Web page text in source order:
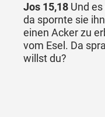
Jos 15,18 Und
da spornte sie
einen Acker zu
vom Esel. Da
willst du?